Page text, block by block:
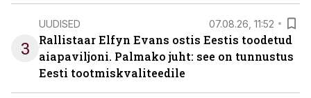
3
UUDISED 07.08.26, 11:52
Rallistaar Elfyn Evans ostis Eestis toodetud
aiapaviljoni. Palmako juht: see on tunnustus
Eesti tootmiskvaliteedile